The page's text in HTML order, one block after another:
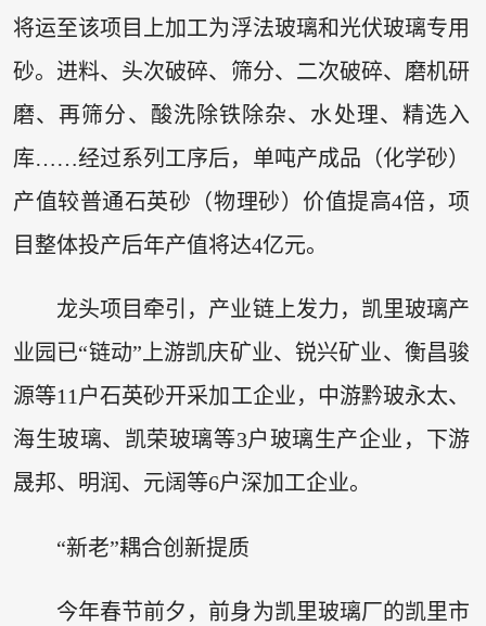
将运至该项目上加工为浮法玻璃和光伏玻璃专用
砂。进料、头次破碎、筛分、二次破碎、磨机研
磨、再筛分、酸洗除铁除杂、水处理、精选入
库……经过系列工序后，单吨产成品（化学砂）
产值较普通石英砂（物理砂）价值提高4倍，项
目整体投产后年产值将达4亿元。
龙头项目牵引，产业链上发力，凯里玻璃产
业园已“链动”上游凯庆矿业、锐兴矿业、衡昌骏
源等11户石英砂开采加工企业，中游黔玻永太、
海生玻璃、凯荣玻璃等3户玻璃生产企业，下游
晟邦、明润、元阔等6户深加工企业。
“新老”耦合创新提质
今年春节前夕，前身为凯里玻璃厂的凯里市